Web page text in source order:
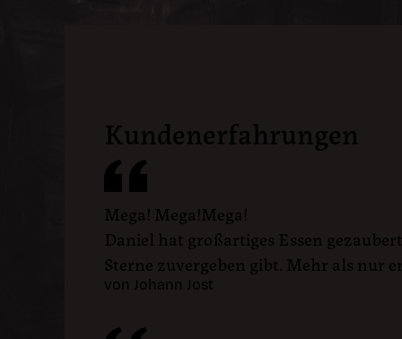
Kundenerfahrungen
Mega! Mega!Mega!
Daniel hat großartiges Essen
Sterne zuvergeben gibt. Mehr als nur
von Johann Jost